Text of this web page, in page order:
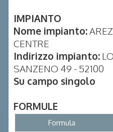
IMPIANTO
Nome impianto:
CENTRE
Indirizzo impianto:
SANZENO 49 - 52100
Su campo singolo
FORMULE
Formula